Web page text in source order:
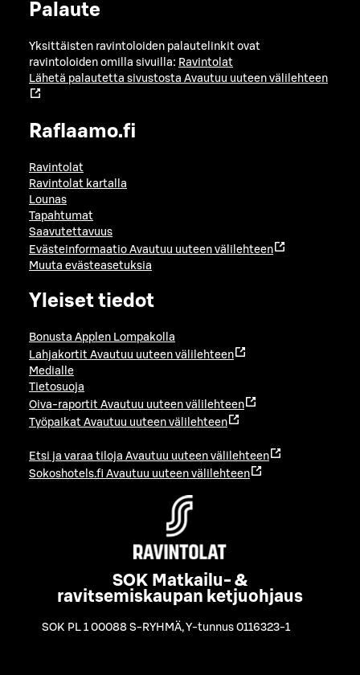
Palaute
Yksittäisten ravintoloiden palautelinkit ovat
ravintoloiden omilla sivuilla: Ravintolat
Lähetä palautetta sivustosta Avautuu uuteen välilehteen
Raflaamo.fi
Ravintolat
Ravintolat kartalla
Lounas
Tapahtumat
Saavutettavuus
Evästeinformaatio Avautuu uuteen välilehteen
Muuta evästeasetuksia
Yleiset tiedot
Bonusta Applen Lompakolla
Lahjakortit Avautuu uuteen välilehteen
Medialle
Tietosuoja
Oiva-raportit Avautuu uuteen välilehteen
Työpaikat Avautuu uuteen välilehteen
Etsi ja varaa tiloja Avautuu uuteen välilehteen
Sokoshotels.fi Avautuu uuteen välilehteen
SOK Matkailu- &
ravitsemiskaupan ketjuohjaus
SOK PL 1 00088 S-RYHMÄ,Y-tunnus 0116323-1